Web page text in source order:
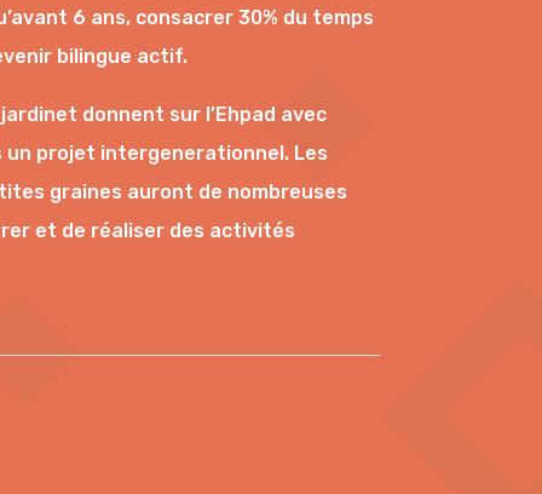
6 ans, consacrer 30% du temps
bilingue actif.
donnent sur l’Ehpad avec
un projet intergenerationnel. Les
graines auront de nombreuses
et de réaliser des activités